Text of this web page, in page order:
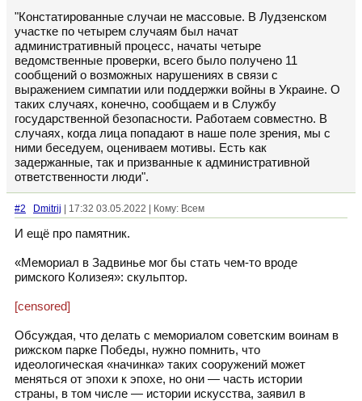
"Констатированные случаи не массовые. В Лудзенском
участке по четырем случаям был начат
административный процесс, начаты четыре
ведомственные проверки, всего было получено 11
сообщений о возможных нарушениях в связи с
выражением симпатии или поддержки войны в Украине. О
таких случаях, конечно, сообщаем и в Службу
государственной безопасности. Работаем совместно. В
случаях, когда лица попадают в наше поле зрения, мы с
ними беседуем, оцениваем мотивы. Есть как
задержанные, так и призванные к административной
ответственности люди".
#2 Dmitrij | 17:32 03.05.2022 | Кому: Всем
И ещё про памятник.
«Мемориал в Задвинье мог бы стать чем-то вроде
римского Колизея»: скульптор.
[censored]
Обсуждая, что делать с мемориалом советским воинам в
рижском парке Победы, нужно помнить, что
идеологическая «начинка» таких сооружений может
меняться от эпохи к эпохе, но они — часть истории
страны, в том числе — истории искусства, заявил в